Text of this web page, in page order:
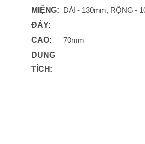
MIỆNG: DÀI - 130mm, RỘNG -
ĐÁY:
CAO:
70mm
DUNG
TÍCH: